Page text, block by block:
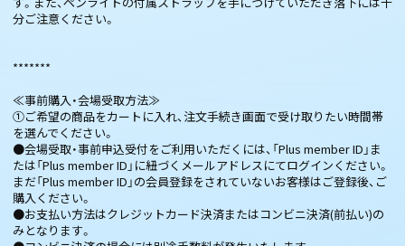
分ご注意ください。
*******
≪事前購入・会場受取方法≫
①ご希望の商品をカートに入れ、注文手続き画面で受け取りたい時間帯
を選んでください。
●会場受取・事前申込受付をご利用いただくには、「Plus member ID」ま
たは「Plus member ID」に紐づくメールアドレスにてログインください。
まだ「Plus member ID」の会員登録をされていないお客様はご登録後、ご
購入ください。
●お支払い方法はクレジットカード決済またはコンビニ決済(前払い)の
みとなります。